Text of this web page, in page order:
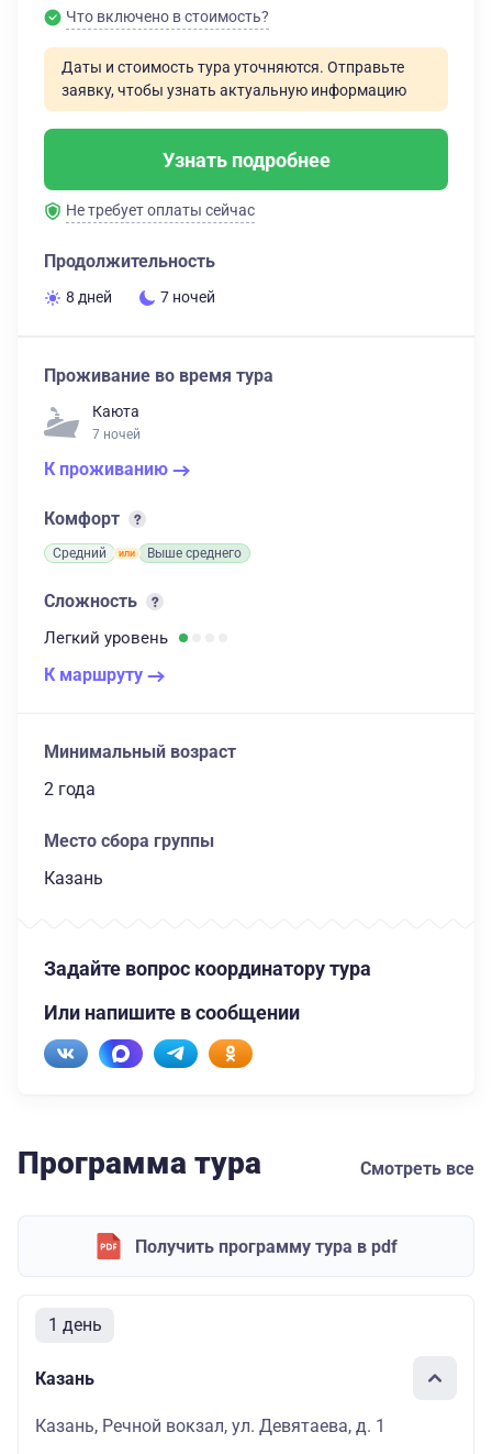
Что включено в стоимость?
Даты и стоимость тура уточняются. Отправьте
заявку, чтобы узнать актуальную информацию
Узнать подробнее
Не требует оплаты сейчас
Продолжительность
8 дней 7 ночей
Проживание во время тура
Каюта
7 ночей
К проживанию
Комфорт
Средний Выше среднего
Сложность
Легкий уровень
К маршруту
Минимальный возраст
2 года
Место сбора группы
Казань
Задайте вопрос координатору тура
Или напишите в сообщении
Программа тура Смотреть все
Получить программу тура в pdf
1 день
Казань
Казань, Речной вокзал, ул. Девятаева, д. 1